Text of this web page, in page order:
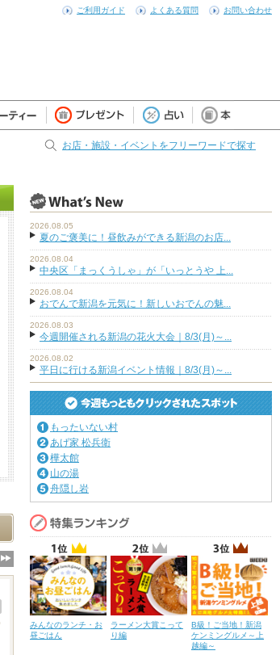
ご利用ガイド よくある質問 お問い合わせ
お店・施設・イベントをフリーワードで探す
2026.08.05
夏のご褒美に！昼飲みができる新潟のお店...
2026.08.04
中央区「まっくうしゃ」が「いっとうや 上...
2026.08.04
おでんで新潟を元気に！新しいおでんの魅...
2026.08.03
今週開催される新潟の花火大会｜8/3(月)～...
2026.08.02
平日に行ける新潟イベント情報｜8/3(月)～...
もったいない村
あげ家 松兵衛
樺太館
山の湯
舟隠し岩
みんなのランチ・お
昼ごはん
ラーメン大賞こって
り編
B級！ご当地！新潟
ケンミングルメ～上
越編～